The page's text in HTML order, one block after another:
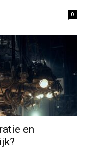
0
en